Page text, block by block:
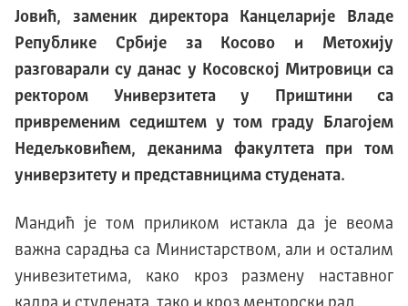
Јовић, заменик директора Канцеларије Владе
Републике Србије за Косово и Метохију
разговарали су данас у Косовској Митровици са
ректором Универзитета у Приштини са
привременим седиштем у том граду Благојем
Недељковићем, деканима факултета при том
универзитету и представницима студената.
Мандић је том приликом истакла да је веома
важна сарадња са Министарством, али и осталим
унивезитетима, како кроз размену наставног